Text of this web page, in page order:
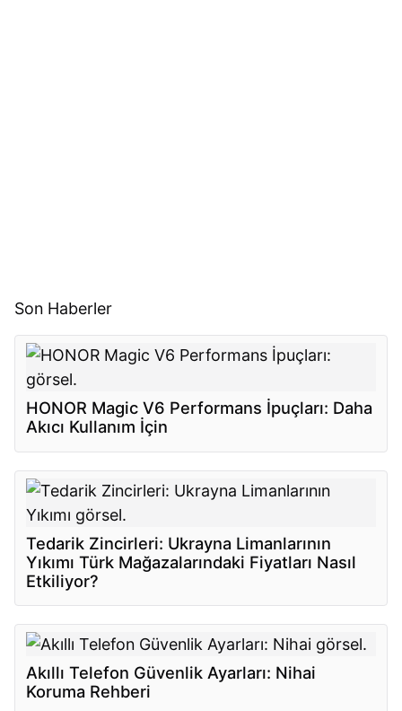
Son Haberler
HONOR Magic V6 Performans İpuçları: Daha
Akıcı Kullanım İçin
Tedarik Zincirleri: Ukrayna Limanlarının
Yıkımı Türk Mağazalarındaki Fiyatları Nasıl
Etkiliyor?
Akıllı Telefon Güvenlik Ayarları: Nihai
Koruma Rehberi